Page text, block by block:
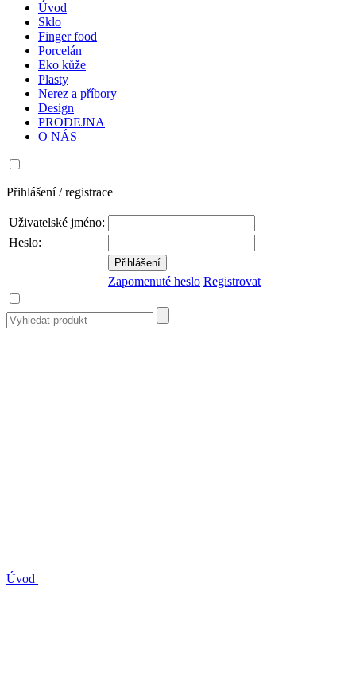
Úvod
Sklo
Finger food
Porcelán
Eko kůže
Plasty
Nerez a příbory
Design
PRODEJNA
O NÁS
Přihlášení / registrace
Uživatelské jméno:
Heslo:
Zapomenuté heslo Registrovat
Úvod